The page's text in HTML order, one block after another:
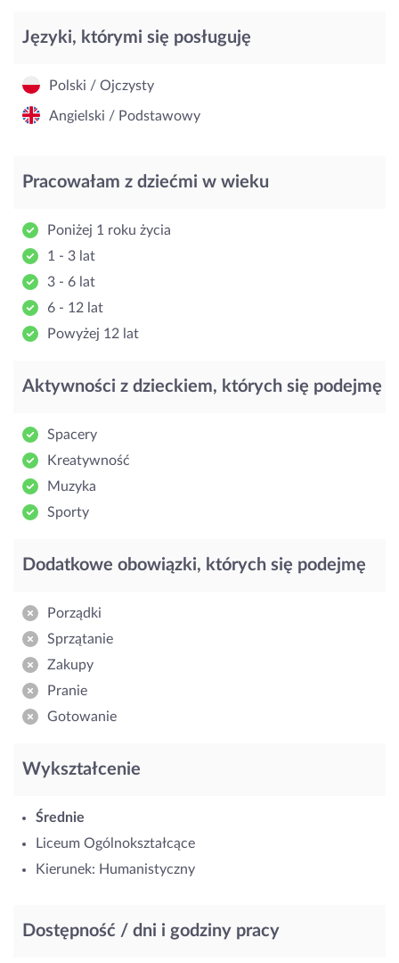
Języki, którymi się posługuję
Polski / Ojczysty
Angielski / Podstawowy
Pracowałam z dziećmi w wieku
Poniżej 1 roku życia
1 - 3 lat
3 - 6 lat
6 - 12 lat
Powyżej 12 lat
Aktywności z dzieckiem, których się podejmę
Spacery
Kreatywność
Muzyka
Sporty
Dodatkowe obowiązki, których się podejmę
Porządki
Sprzątanie
Zakupy
Pranie
Gotowanie
Wykształcenie
Średnie
Liceum Ogólnokształcące
Kierunek: Humanistyczny
Dostępność / dni i godziny pracy